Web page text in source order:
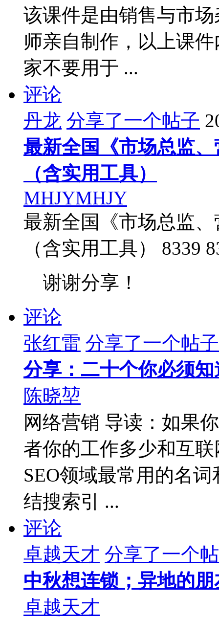
该课件是由销售与市
师亲自制作，以上课
家不要用于 ...
评论
丹龙 分享了一个帖子
最新全国《市场总监
（含实用工具）
MHJYMHJY
最新全国《市场总监
（含实用工具） 8339
谢谢分享！
评论
张红雷 分享了一个帖子
分享：二十个你必须
陈晓堃
网络营销 导读：如果
者你的工作多少和互
SEO领域最常用的名
结搜索引 ...
评论
卓越天才 分享了一个
中秋想连锁；异地的
卓越天才